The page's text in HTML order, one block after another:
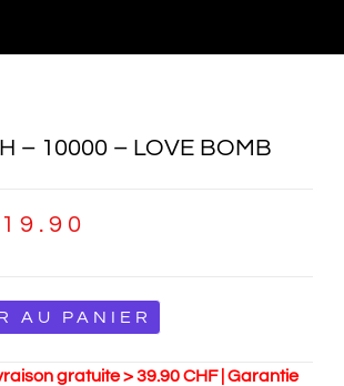
– 10000 – LOVE BOMB
19.90
AU PANIER
gratuite > 39.90 CHF | Garantie